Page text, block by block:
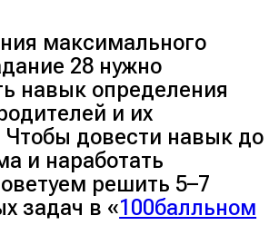
максимального
28 нужно
навык определения
и их
Чтобы довести навык до
и наработать
решить 5–7
задач в «100балльном